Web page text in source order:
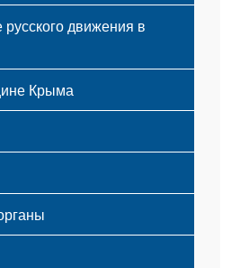
движения в
Крыма